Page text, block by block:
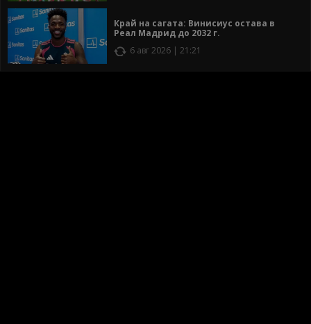
Край на сагата: Винисиус остава в
Реал Мадрид до 2032 г.
6 авг 2026 | 21:21